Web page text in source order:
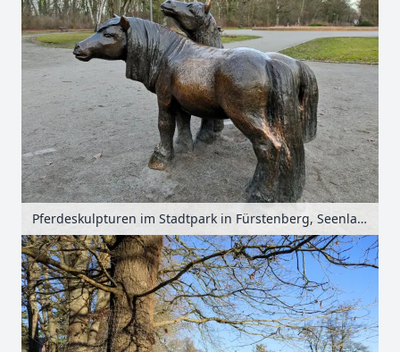
Pferdeskulpturen im Stadtpark in Fürstenberg, Seenland Oder-Spree, Brandenburg, Deutschland